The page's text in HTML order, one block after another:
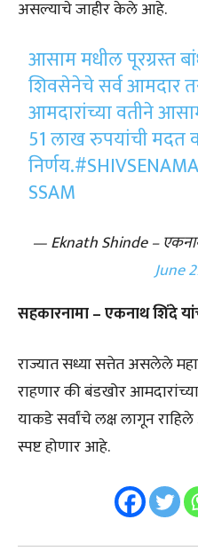
असल्याचे जाहीर केले आहे.
आसाम मधील पूरग्रस्त
शिवसेनेचे सर्व आमदार
आमदारांच्या वतीने
51 लाख रुपयांची मदत
निर्णय.
SSAM
— Eknath Shinde –
June
सहकारनामा – एकनाथ शिंदे
राज्यात सध्या सत्तेत असलेले
राहणार की बंडखोर
याकडे सर्वांचे लक्ष लागून
स्पष्ट होणार आहे.